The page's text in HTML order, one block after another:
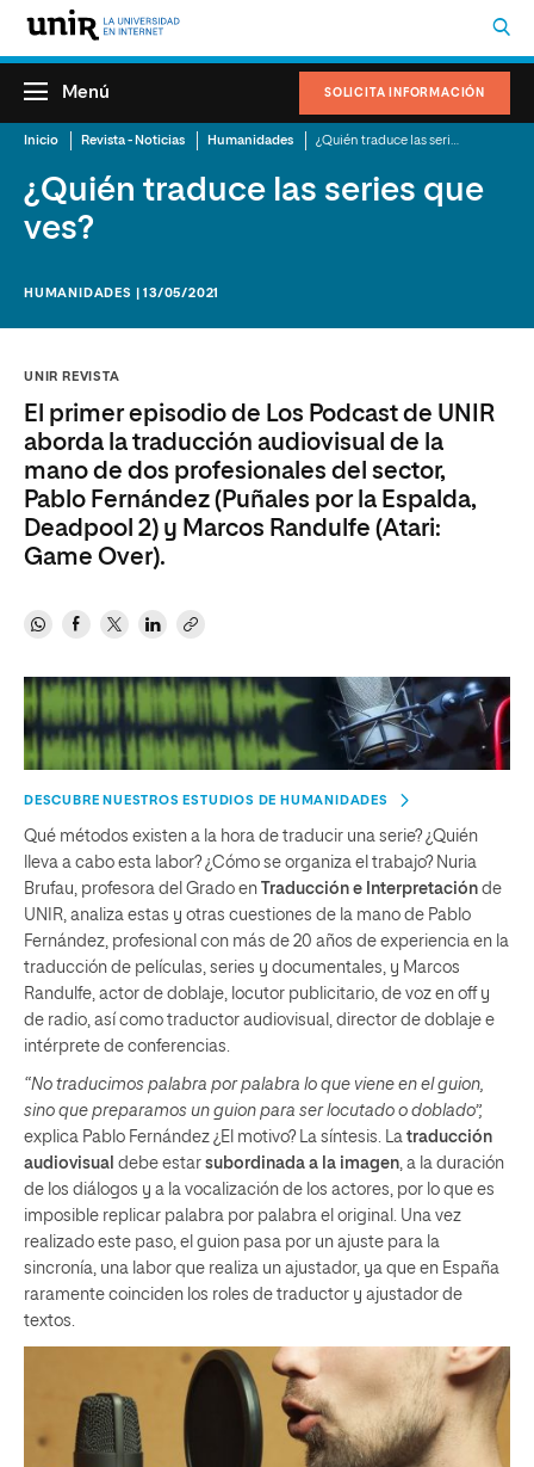
SOLICITA INFORMACIÓN
Menú
Inicio Revista - Noticias Humanidades
¿Quién traduce las series que
ves?
HUMANIDADES | 13/05/2021
UNIR REVISTA
El primer episodio de Los Podcast de UNIR
aborda la traducción audiovisual de la
mano de dos profesionales del sector,
Pablo Fernández (Puñales por la Espalda,
Deadpool 2) y Marcos Randulfe (Atari:
Game Over).
DESCUBRE NUESTROS ESTUDIOS DE HUMANIDADES
Qué métodos existen a la hora de traducir una serie? ¿Quién
lleva a cabo esta labor? ¿Cómo se organiza el trabajo? Nuria
Brufau, profesora del Grado en
Traducción e Interpretación de
UNIR, analiza estas y otras cuestiones de la mano de Pablo
Fernández, profesional con más de 20 años de experiencia en la
traducción de películas, series y documentales, y Marcos
Randulfe, actor de doblaje, locutor publicitario, de voz en off y
de radio, así como traductor audiovisual, director de doblaje e
intérprete de conferencias.
“No traducimos palabra por palabra lo que viene en el guion,
sino que preparamos un guion para ser locutado o doblado”,
explica Pablo Fernández ¿El motivo? La síntesis. La traducción
audiovisual debe estar subordinada a la imagen, a la duración
de los diálogos y a la vocalización de los actores, por lo que es
imposible replicar palabra por palabra el original. Una vez
realizado este paso, el guion pasa por un ajuste para la
sincronía, una labor que realiza un ajustador, ya que en España
raramente coinciden los roles de traductor y ajustador de
textos.